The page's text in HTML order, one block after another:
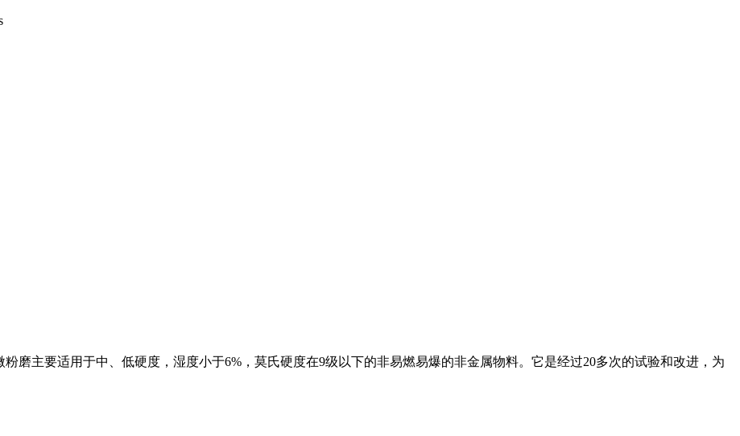
磨主要适用于中、低硬度，湿度小于6%，莫氏硬度在9级以下的非易燃易爆的非金属物料。它是经过20多次的试验和改进，为